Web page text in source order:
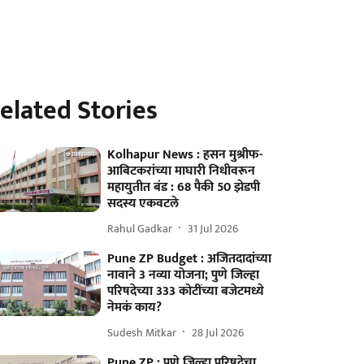
Stories
Kolhapur News : हसन मुश्रीफ-
आबिटकरांच्या माघारी निधीवरून
महायुतीत बंड : 68 पैकी 50 झेडपी
सदस्य एकवटले
Rahul Gadkar 31 Jul 2026
Pune ZP Budget : अजितदादांच्या
नावाने 3 नव्या योजना; पुणे जिल्हा
परिषदेच्या 333 कोटींच्या बजेटमध्ये
नेमकं काय?
Sudesh Mitkar 28 Jul 2026